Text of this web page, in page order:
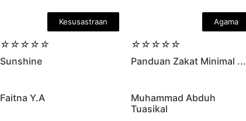
Kesusastraan
☆☆☆☆☆
Sunshine
Faitna Y.A
Agama
☆☆☆☆☆
Panduan Zakat Minimal ...
Muhammad Abduh
Tuasikal